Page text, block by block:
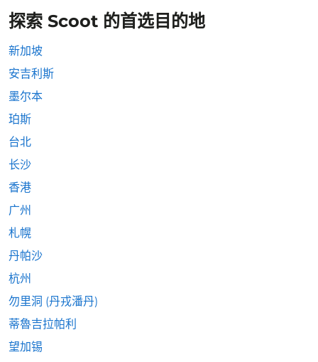
探索 Scoot 的首选目的地
新加坡
安吉利斯
墨尔本
珀斯
台北
长沙
香港
广州
札幌
丹帕沙
杭州
勿里洞 (丹戎潘丹)
蒂魯吉拉帕利
望加锡